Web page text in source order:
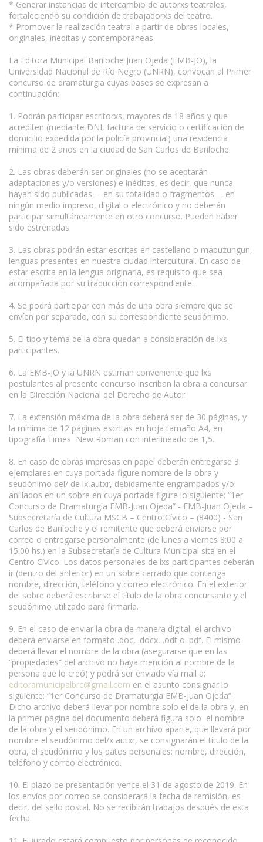
* Generar instancias de intercambio de autorxs teatrales,
fortaleciendo su condición de trabajadorxs del teatro.
* Promover la realización teatral a partir de obras locales,
originales, inéditas y contemporáneas.
La Editora Municipal Bariloche Juan Ojeda (EMB-JO), la
Universidad Nacional de Río Negro (UNRN), convocan al Primer
concurso de dramaturgia cuyas bases se expresan a
continuación:
1. Podrán participar escritorxs, mayores de 18 años y que
acrediten (mediante DNI, factura de servicio o certificación de
domicilio expedida por la policía provincial) una residencia
mínima de 2 años en la ciudad de San Carlos de Bariloche.
2. Las obras deberán ser originales (no se aceptarán
adaptaciones y/o versiones) e inéditas, es decir, que nunca
hayan sido publicadas —en su totalidad o fragmentos— en
ningún medio impreso, digital o electrónico y no deberán
participar simultáneamente en otro concurso. Pueden haber
sido estrenadas.
3. Las obras podrán estar escritas en castellano o mapuzungun,
lenguas presentes en nuestra ciudad intercultural. En caso de
estar escrita en la lengua originaria, es requisito que sea
acompañada por su traducción correspondiente.
4. Se podrá participar con más de una obra siempre que se
envíen por separado, con su correspondiente seudónimo.
5. El tipo y tema de la obra quedan a consideración de lxs
participantes.
6. La EMB-JO y la UNRN estiman conveniente que lxs
postulantes al presente concurso inscriban la obra a concursar
en la Dirección Nacional del Derecho de Autor.
7. La extensión máxima de la obra deberá ser de 30 páginas, y
la mínima de 12 páginas escritas en hoja tamaño A4, en
tipografía Times New Roman con interlineado de 1,5.
8. En caso de obras impresas en papel deberán entregarse 3
ejemplares en cuya portada figure nombre de la obra y
seudónimo del/ de lx autxr, debidamente engrampados y/o
anillados en un sobre en cuya portada figure lo siguiente: “1er
Concurso de Dramaturgia EMB-Juan Ojeda” - EMB-Juan Ojeda –
Subsecretaría de Cultura MSCB – Centro Cívico – (8400) - San
Carlos de Bariloche y el remitente que deberá enviarse por
correo o entregarse personalmente (de lunes a viernes 8:00 a
15:00 hs.) en la Subsecretaría de Cultura Municipal sita en el
Centro Cívico. Los datos personales de lxs participantes deberán
ir (dentro del anterior) en un sobre cerrado que contenga
nombre, dirección, teléfono y correo electrónico. En el exterior
del sobre deberá escribirse el título de la obra concursante y el
seudónimo utilizado para firmarla.
9. En el caso de enviar la obra de manera digital, el archivo
deberá enviarse en formato .doc, .docx, .odt o .pdf. El mismo
deberá llevar el nombre de la obra (asegurarse que en las
“propiedades” del archivo no haya mención al nombre de la
persona que lo creó) y podrá ser enviado vía mail a:
editoramunicipalbrc@gmail.com en el asunto consignar lo
siguiente: “1er Concurso de Dramaturgia EMB-Juan Ojeda”.
Dicho archivo deberá llevar por nombre solo el de la obra y, en
la primer página del documento deberá figura solo el nombre
de la obra y el seudónimo. En un archivo aparte, que llevará por
nombre el seudónimo del/x autxr, se consignarán el título de la
obra, el seudónimo y los datos personales: nombre, dirección,
teléfono y correo electrónico.
10. El plazo de presentación vence el 31 de agosto de 2019. En
los envíos por correo se considerará la fecha de remisión, es
decir, del sello postal. No se recibirán trabajos después de esta
fecha.